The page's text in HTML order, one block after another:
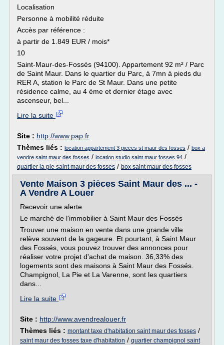
Localisation
Personne à mobilité réduite
Accès par référence :
à partir de 1.849 EUR / mois*
10
Saint-Maur-des-Fossés (94100). Appartement 92 m² / Parc
de Saint Maur. Dans le quartier du Parc, à 7mn à pieds du
RER A, station le Parc de St Maur. Dans une petite
résidence calme, au 4 ème et dernier étage avec
ascenseur, bel...
Lire la suite
Site : http://www.pap.fr
Thèmes liés : location appartement 3 pieces st maur des fosses / box a
vendre saint maur des fosses / location studio saint maur fosses 94 /
quartier la pie saint maur des fosses / box saint maur des fosses
Vente Maison 3 pièces Saint Maur des ... -
A Vendre A Louer
Recevoir une alerte
Le marché de l'immobilier à Saint Maur des Fossés
Trouver une maison en vente dans une grande ville
relève souvent de la gageure. Et pourtant, à Saint Maur
des Fossés, vous pouvez trouver des annonces pour
réaliser votre projet d'achat de maison. 36,33% des
logements sont des maisons à Saint Maur des Fossés.
Champignol, La Pie et La Varenne, sont les quartiers
dans...
Lire la suite
Site : http://www.avendrealouer.fr
Thèmes liés : montant taxe d'habitation saint maur des fosses /
saint maur des fosses taxe d'habitation / quartier champignol saint